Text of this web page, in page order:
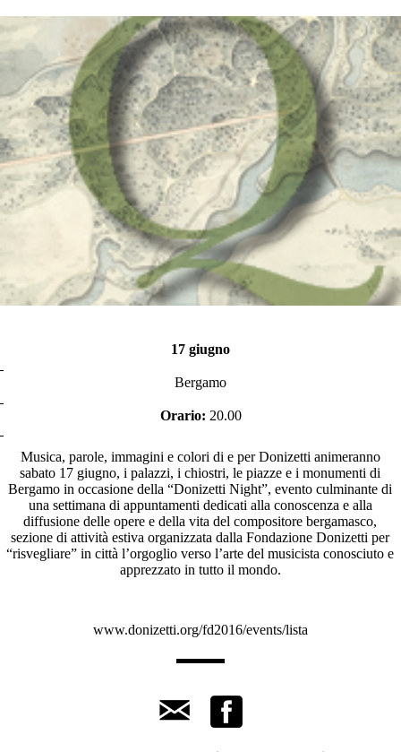
17 giugno
Bergamo
Orario: 20.00
Musica, parole, immagini e colori di e per Donizetti animeranno
sabato 17 giugno, i palazzi, i chiostri, le piazze e i monumenti di
Bergamo in occasione della “Donizetti Night”, evento culminante di
una settimana di appuntamenti dedicati alla conoscenza e alla
diffusione delle opere e della vita del compositore bergamasco,
sezione di attività estiva organizzata dalla Fondazione Donizetti per
“risvegliare” in città l’orgoglio verso l’arte del musicista conosciuto e
apprezzato in tutto il mondo.
www.donizetti.org/fd2016/events/lista